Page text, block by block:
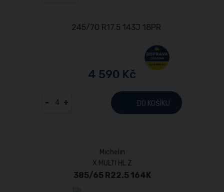
4 590 Kč
- + DO KOŠÍKU
Michelin
X MULTI HL Z
385/65 R22.5 164K